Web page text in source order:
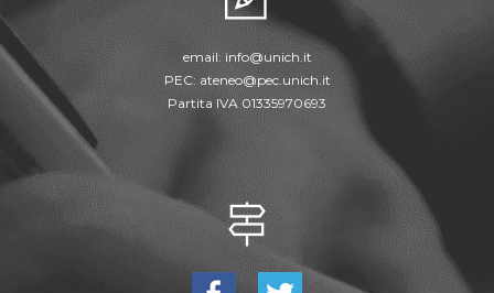
email: info@unich.it
PEC: ateneo@pec.unich.it
Partita IVA 01335970693